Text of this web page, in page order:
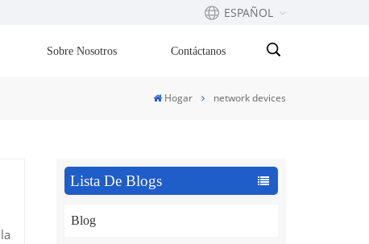
ESPAÑOL
Español
Sobre Nosotros Contáctanos
Hogar network devices
Lista De Blogs
Blog